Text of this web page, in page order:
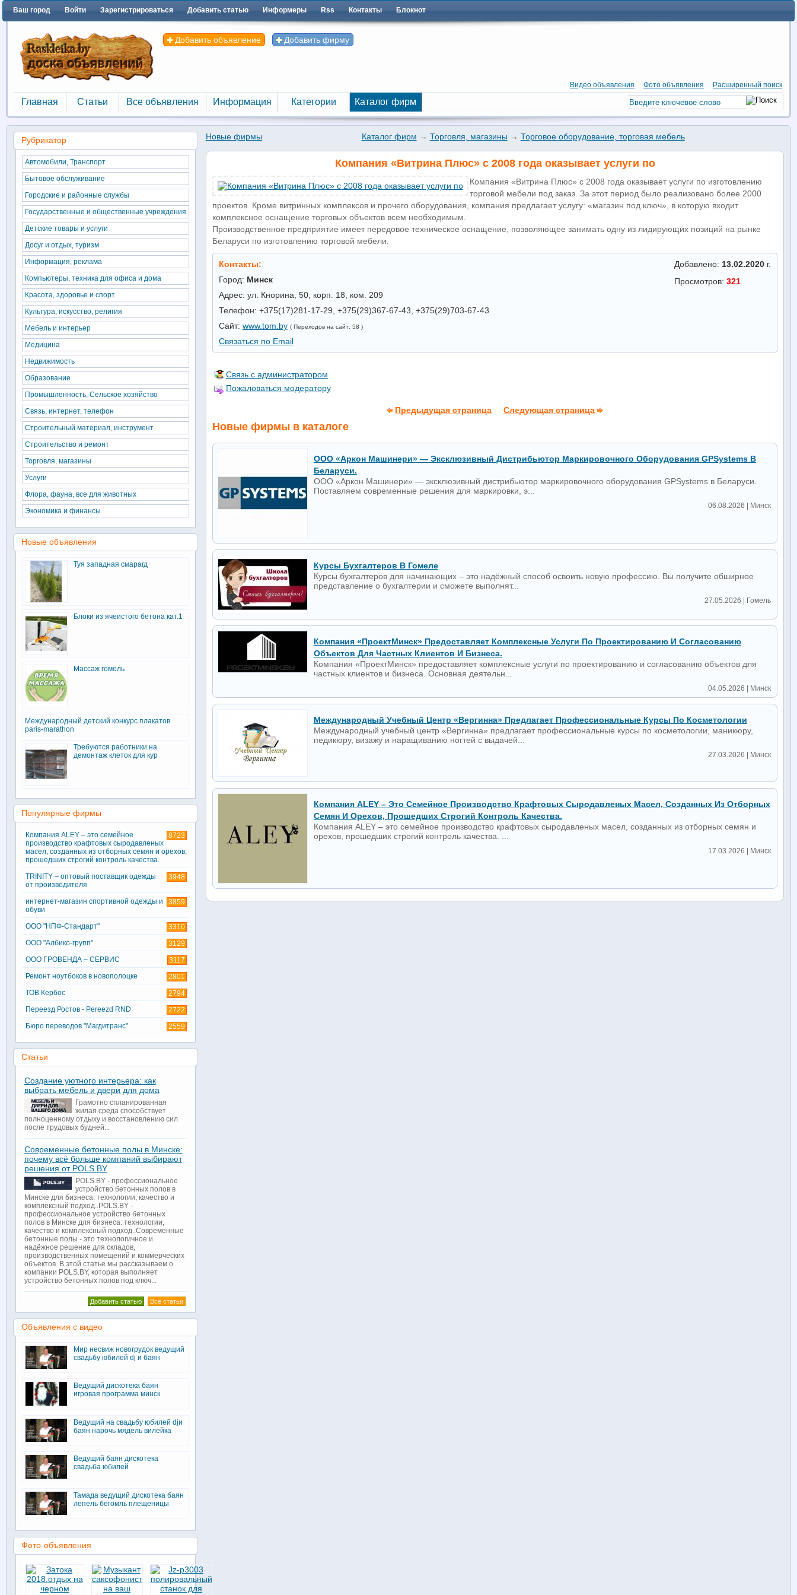
Ваш город Войти Зарегистрироваться Добавить статью Информеры Rss Контакты Блокнот
Добавить объявление Добавить фирму
Видео объявления Фото объявления Расширенный поиск
Главная
Главная
Статьи
Статьи
Все объявления
Все объявления
Информация Категории Каталог фирм
Новые фирмы Каталог фирм → Торговля, магазины → Торговое оборудование, торговая мебель
Компания «Витрина Плюс» с 2008 года оказывает услуги по
Компания «Витрина Плюс» с 2008 года оказывает услуги по изготовлению
торговой мебели под заказ. За этот период было реализовано более 2000
проектов. Кроме витринных комплексов и прочего оборудования, компания предлагает услугу: «магазин под ключ», в которую входит
комплексное оснащение торговых объектов всем необходимым.
Производственное предприятие имеет передовое техническое оснащение, позволяющее занимать одну из лидирующих позиций на рынке
Беларуси по изготовлению торговой мебели.
Контакты:
Город: Минск
Адрес: ул. Кнорина, 50, корп. 18, ком. 209
Телефон: +375(17)281-17-29, +375(29)367-67-43, +375(29)703-67-43
Сайт: www.tom.by ( Переходов на сайт: 58 )
Связаться по Email
Добавлено: 13.02.2020 г.
Просмотров:321
Связь с администратором
Пожаловаться модератору
Предыдущая страница Следующая страница
Новые фирмы в каталоге
ООО «Аркон Машинери» — Эксклюзивный Дистрибьютор Маркировочного Оборудования GPSystems В
Беларуси.
ООО «Аркон Машинери» — эксклюзивный дистрибьютор маркировочного оборудования GPSystems в Беларуси.
Поставляем современные решения для маркировки, э...
06.08.2026 | Минск
Курсы Бухгалтеров В Гомеле
Курсы бухгалтеров для начинающих – это надёжный способ освоить новую профессию. Вы получите обширное
представление о бухгалтерии и сможете выполнят...
27.05.2026 | Гомель
Компания «ПроектМинск» Предоставляет Комплексные Услуги По Проектированию И Согласованию
Объектов Для Частных Клиентов И Бизнеса.
Компания «ПроектМинск» предоставляет комплексные услуги по проектированию и согласованию объектов для
частных клиентов и бизнеса. Основная деятельн...
04.05.2026 | Минск
Международный Учебный Центр «Вергинна» Предлагает Профессиональные Курсы По Косметологии
Международный учебный центр «Вергинна» предлагает профессиональные курсы по косметологии, маникюру,
педикюру, визажу и наращиванию ногтей с выдачей...
27.03.2026 | Минск
Компания ALEY – Это Семейное Производство Крафтовых Сыродавленых Масел, Созданных Из Отборных
Семян И Орехов, Прошедших Строгий Контроль Качества.
Компания ALEY – это семейное производство крафтовых сыродавленых масел, созданных из отборных семян и
орехов, прошедших строгий контроль качества. ...
17.03.2026 | Минск
Рубрикатор
Автомобили, Транспорт
Бытовое обслуживание
Городские и районные службы
Государственные и общественные учреждения
Детские товары и услуги
Досуг и отдых, туризм
Информация, реклама
Компьютеры, техника для офиса и дома
Красота, здоровье и спорт
Культура, искусство, религия
Мебель и интерьер
Медицина
Недвижимость
Образование
Промышленность, Сельское хозяйство
Связь, интернет, телефон
Строительный материал, инструмент
Строительство и ремонт
Торговля, магазины
Услуги
Флора, фауна, все для животных
Экономика и финансы
Новые объявления
Туя западная смарагд
Блоки из ячеистого бетона кат.1
Массаж гомель
Международный детский конкурс плакатов
paris-marathon
Требуются работники на
демонтаж клеток для кур
Популярные фирмы
8723
Компания ALEY – это семейное
производство крафтовых сыродавленых
масел, созданных из отборных семян и орехов,
прошедших строгий контроль качества.
3948
TRINITY – оптовый поставщик одежды
от производителя
3859
интернет-магазин спортивной одежды и
обуви
3310
ООО "НПФ-Стандарт"
3129
ООО "Албико-групп"
3117
ООО ГРОВЕНДА – СЕРВИС
2801
Ремонт ноутбоков в новополоцке
2794
ТОВ Кербос
2722
Переезд Ростов - Pereezd RND
2559
Бюро переводов "Магдитранс"
Статьи
Создание уютного интерьера: как
выбрать мебель и двери для дома
Грамотно спланированная
жилая среда способствует
полноценному отдыху и восстановлению сил
после трудовых будней...
Современные бетонные полы в Минске:
почему всё больше компаний выбирают
решения от POLS.BY
POLS.BY - профессиональное
устройство бетонных полов в
Минске для бизнеса: технологии, качество и
комплексный подход..POLS.BY -
профессиональное устройство бетонных
полов в Минске для бизнеса: технологии,
качество и комплексный подход..Современные
бетонные полы - это технологичное и
надёжное решение для складов,
производственных помещений и коммерческих
объектов. В этой статье мы рассказываем о
компании POLS.BY, которая выполняет
устройство бетонных полов под ключ...
Все статьи
Добавить статью
Объявления с видео
Мир несвиж новогрудок ведущий
свадьбу юбилей dj и баян
Ведущий дискотека баян
игровая программа минск
Ведущий на свадьбу юбилей djи
баян нарочь мядель вилейка
Ведущий баян дискотека
свадьба юбилей
Тамада ведущий дискотека баян
лепель бегомль плещеницы
Фото-объявления